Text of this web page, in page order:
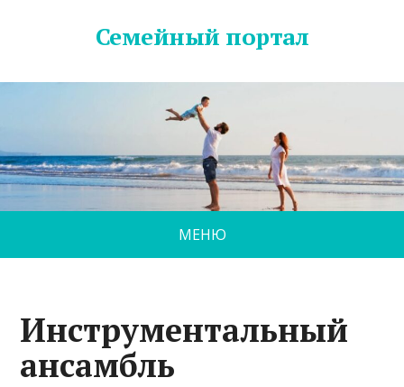
Семейный портал
МЕНЮ
Инструментальный
ансамбль